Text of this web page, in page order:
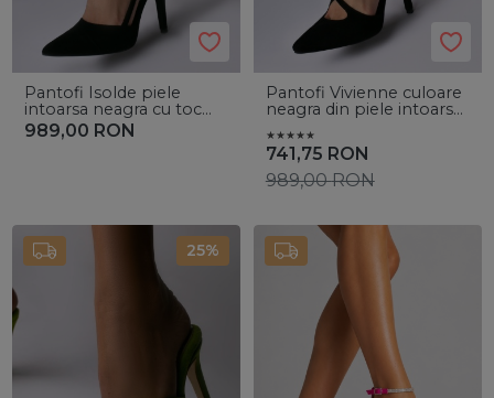
Pantofi Isolde piele
intoarsa neagra cu toc
subtire
989,00 RON
Pantofi Vivienne culoare
neagra din piele intoarsa
741,75 RON
989,00RON
25%